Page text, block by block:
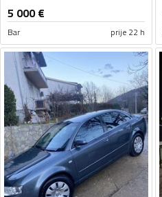
5 000€
Bar prije 22 h